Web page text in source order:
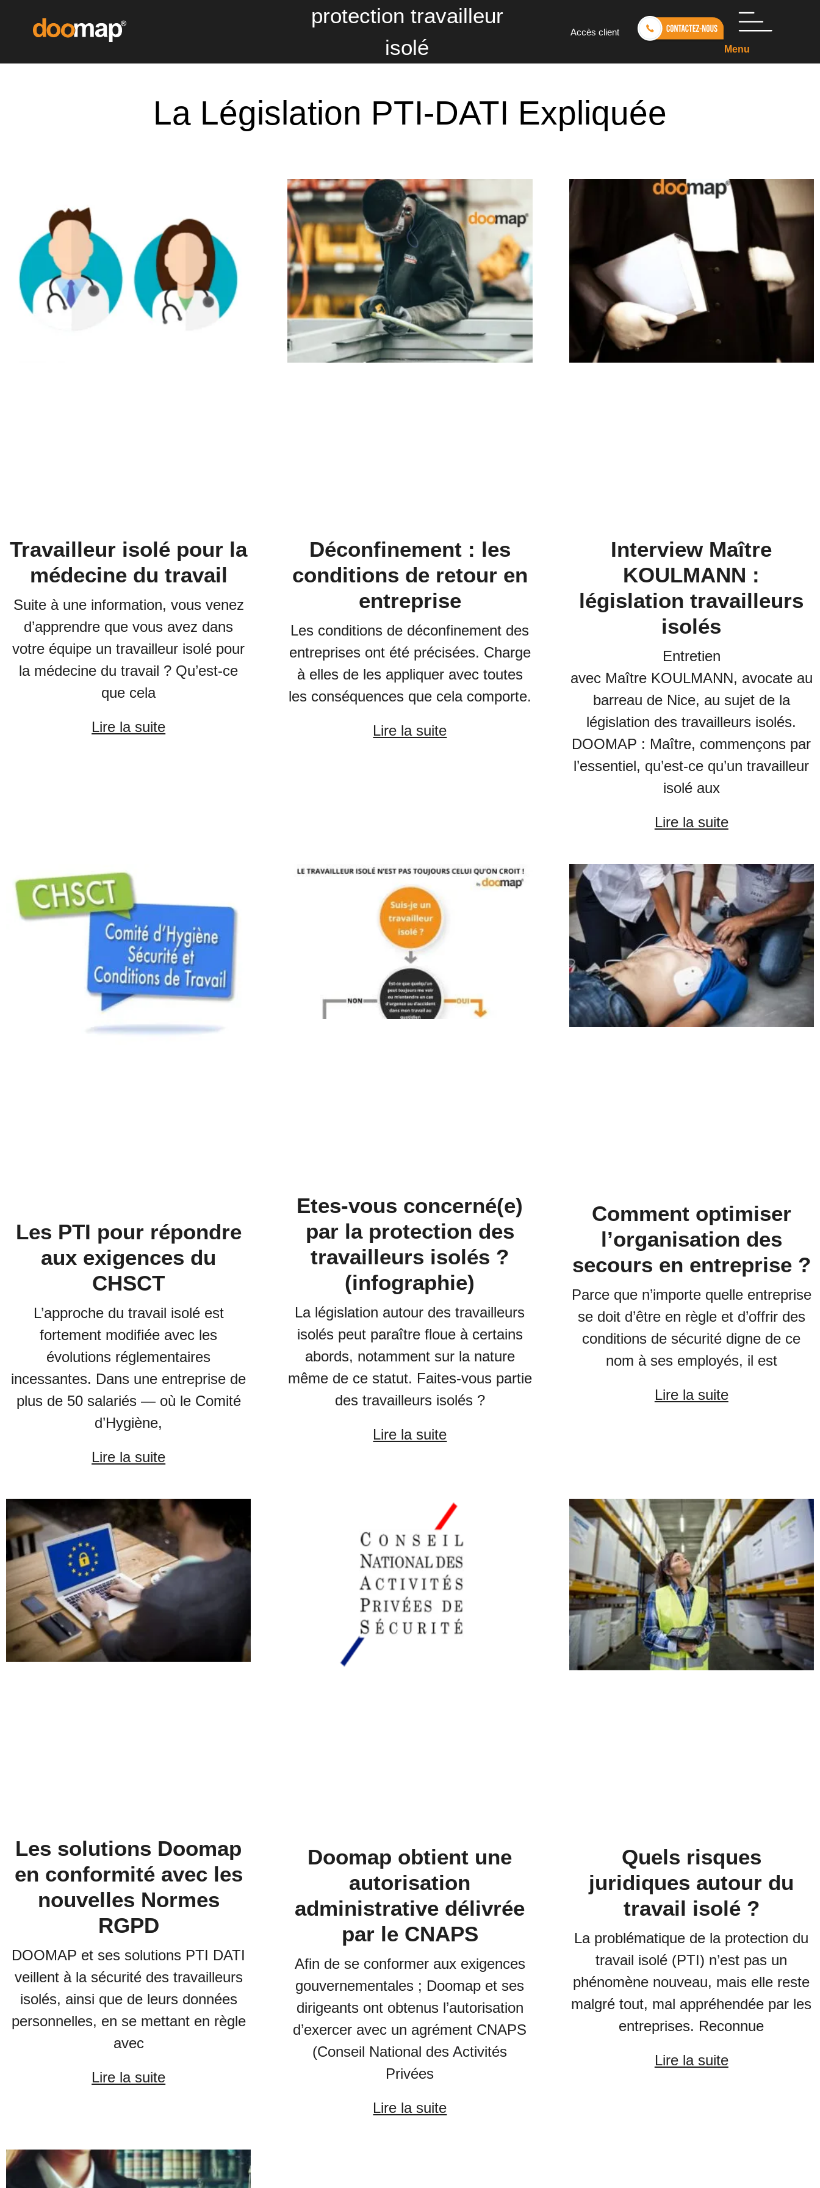
protection travailleur
isolé
Accès client
Menu
La Législation PTI-DATI Expliquée
Travailleur isolé pour la
médecine du travail
Suite à une information, vous venez
d’apprendre que vous avez dans
votre équipe un travailleur isolé pour
la médecine du travail ? Qu’est-ce
que cela
Lire la suite
Déconfinement : les
conditions de retour en
entreprise
Les conditions de déconfinement des
entreprises ont été précisées. Charge
à elles de les appliquer avec toutes
les conséquences que cela comporte.
Lire la suite
Interview Maître
KOULMANN :
législation travailleurs
isolés
Entretien
avec Maître KOULMANN, avocate au
barreau de Nice, au sujet de la
législation des travailleurs isolés.
DOOMAP : Maître, commençons par
l’essentiel, qu’est-ce qu’un travailleur
isolé aux
Lire la suite
Les PTI pour répondre
aux exigences du
CHSCT
L’approche du travail isolé est
fortement modifiée avec les
évolutions réglementaires
incessantes. Dans une entreprise de
plus de 50 salariés — où le Comité
d’Hygiène,
Lire la suite
Etes-vous concerné(e)
par la protection des
travailleurs isolés ?
(infographie)
La législation autour des travailleurs
isolés peut paraître floue à certains
abords, notamment sur la nature
même de ce statut. Faites-vous partie
des travailleurs isolés ?
Lire la suite
Comment optimiser
l’organisation des
secours en entreprise ?
Parce que n’importe quelle entreprise
se doit d’être en règle et d’offrir des
conditions de sécurité digne de ce
nom à ses employés, il est
Lire la suite
Les solutions Doomap
en conformité avec les
nouvelles Normes
RGPD
DOOMAP et ses solutions PTI DATI
veillent à la sécurité des travailleurs
isolés, ainsi que de leurs données
personnelles, en se mettant en règle
avec
Lire la suite
Doomap obtient une
autorisation
administrative délivrée
par le CNAPS
Afin de se conformer aux exigences
gouvernementales ; Doomap et ses
dirigeants ont obtenus l’autorisation
d’exercer avec un agrément CNAPS
(Conseil National des Activités
Privées
Lire la suite
Quels risques
juridiques autour du
travail isolé ?
La problématique de la protection du
travail isolé (PTI) n’est pas un
phénomène nouveau, mais elle reste
malgré tout, mal appréhendée par les
entreprises. Reconnue
Lire la suite